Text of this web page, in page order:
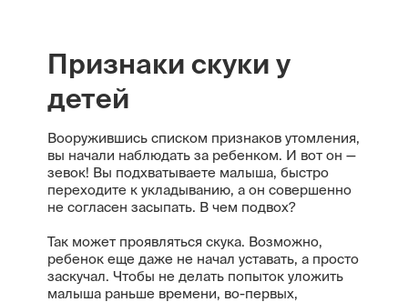
Признаки скуки у
детей
Вооружившись списком признаков утомления,
вы начали наблюдать за ребенком. И вот он —
зевок! Вы подхватываете малыша, быстро
переходите к укладыванию, а он совершенно
не согласен засыпать. В чем подвох?
Так может проявляться скука. Возможно,
ребенок еще даже не начал уставать, а просто
заскучал. Чтобы не делать попыток уложить
малыша раньше времени, во-первых,